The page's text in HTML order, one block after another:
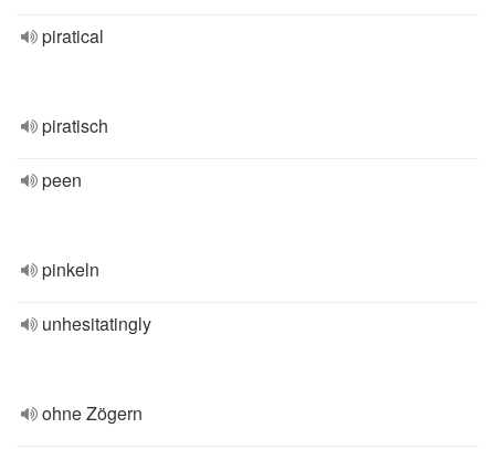
piratical
piratisch
peen
pinkeln
unhesitatingly
ohne Zögern